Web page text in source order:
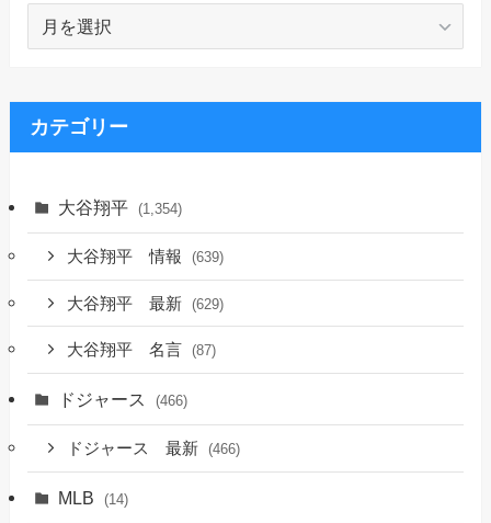
イ
ブ
カテゴリー
大谷翔平 (1,354)
大谷翔平 情報 (639)
大谷翔平 最新 (629)
大谷翔平 名言 (87)
ドジャース (466)
ドジャース 最新 (466)
MLB (14)